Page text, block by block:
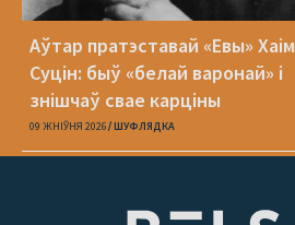
Аўтар пратэставай «Евы» Хаім
Суцін: быў «белай варонай» і
знішчаў свае карціны
09 ЖНІЎНЯ 2026 ШУФЛЯДКА